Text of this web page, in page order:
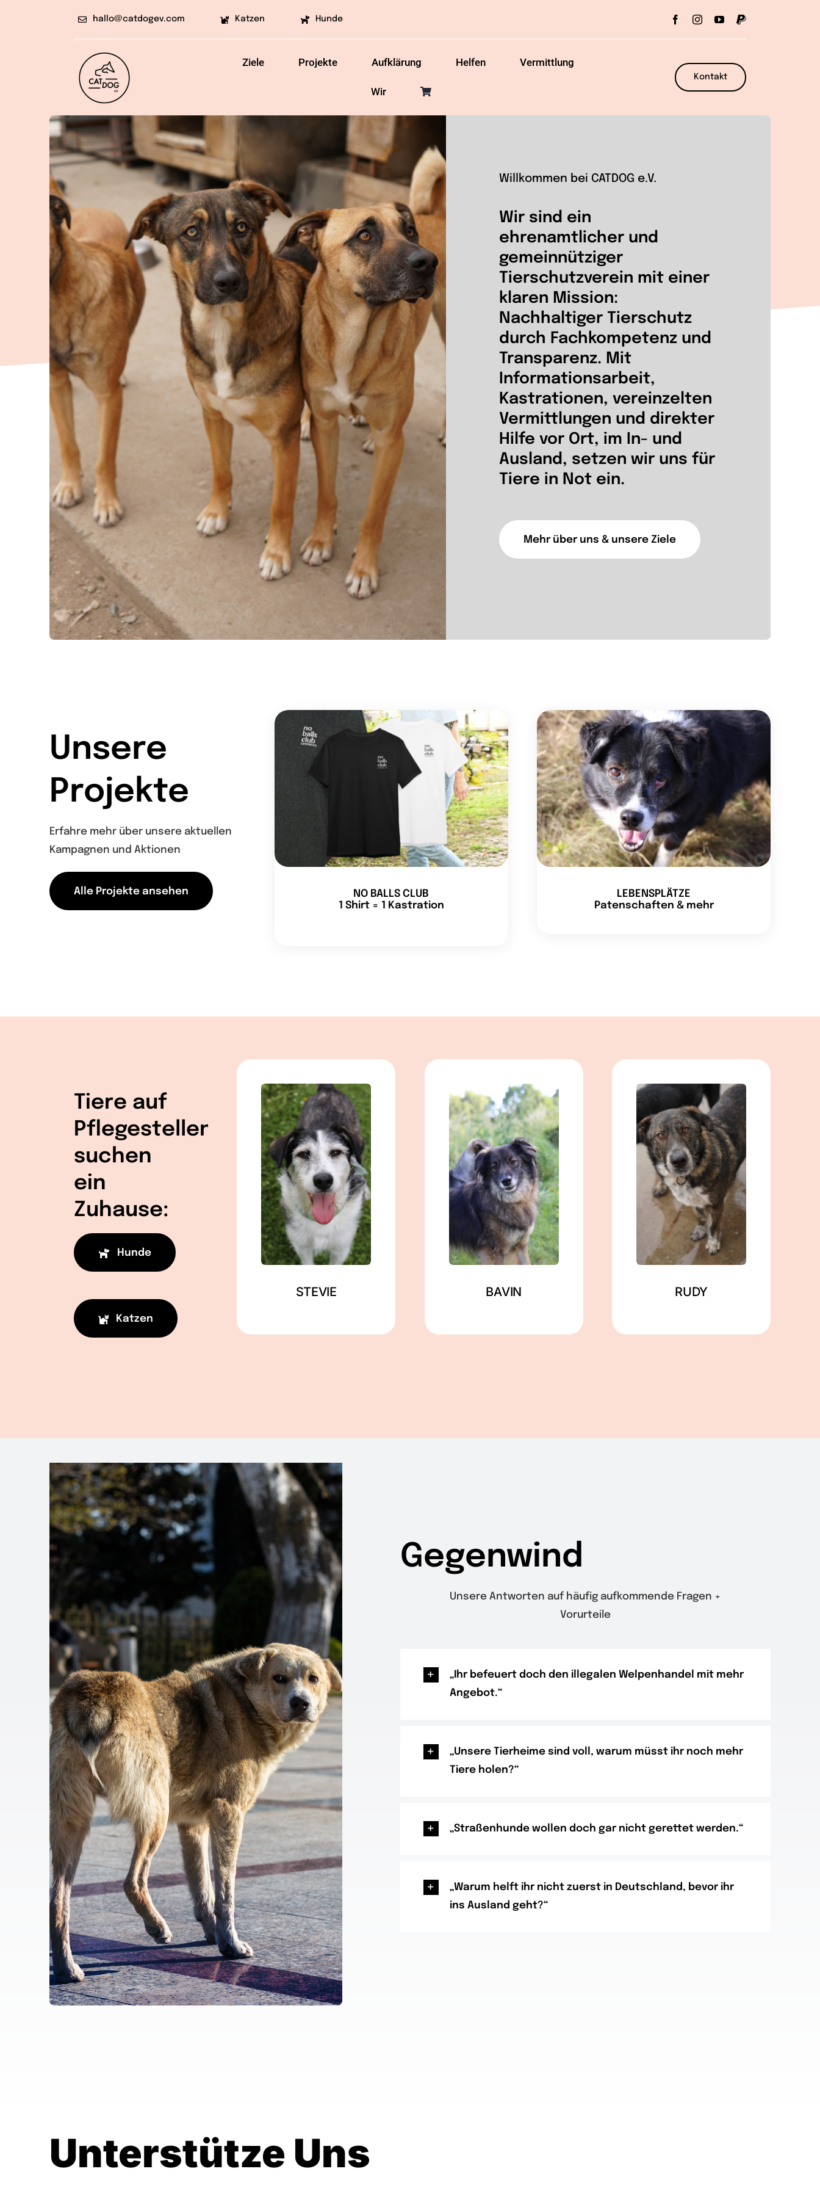
hallo@catdogev.com Katzen Hunde
Ziele Projekte Aufklärung Helfen Vermittlung
Wir
Kontakt
Willkommen bei CATDOG e.V.
Wir sind ein
ehrenamtlicher und
gemeinnütziger
Tierschutzverein mit einer
klaren Mission:
Nachhaltiger Tierschutz
durch Fachkompetenz und
Transparenz. Mit
Informationsarbeit,
Kastrationen, vereinzelten
Vermittlungen und direkter
Hilfe vor Ort, im In- und
Ausland, setzen wir uns für
Tiere in Not ein.
Mehr über uns & unsere Ziele
Unsere
Projekte
Erfahre mehr über unsere aktuellen
Kampagnen und Aktionen
Alle Projekte ansehen
NO BALLS CLUB
1 Shirt = 1 Kastration
LEBENSPLÄTZE
Patenschaften & mehr
Tiere auf
Pflegestellen
suchen
ein
Zuhause:
Hunde
Katzen
männlich
geb. ca. 02/2020
ca. 57 cm
in Berlin
Mehr lesen
STEVIE
männlich
geb. ca. 11/2019
ca. 48 cm
in Zahna-Elster
Mehr lesen
BAVIN
männlich
geb. ca. 03/2022
ca. 60 cm
in Gramzow
Mehr lesen
RUDY
Gegenwind
Unsere Antworten auf häufig aufkommende Fragen +
Vorurteile
„Ihr befeuert doch den illegalen Welpenhandel mit mehr
Angebot.“
„Unsere Tierheime sind voll, warum müsst ihr noch mehr
Tiere holen?“
„Straßenhunde wollen doch gar nicht gerettet werden.“
„Warum helft ihr nicht zuerst in Deutschland, bevor ihr
ins Ausland geht?“
Unterstütze Uns